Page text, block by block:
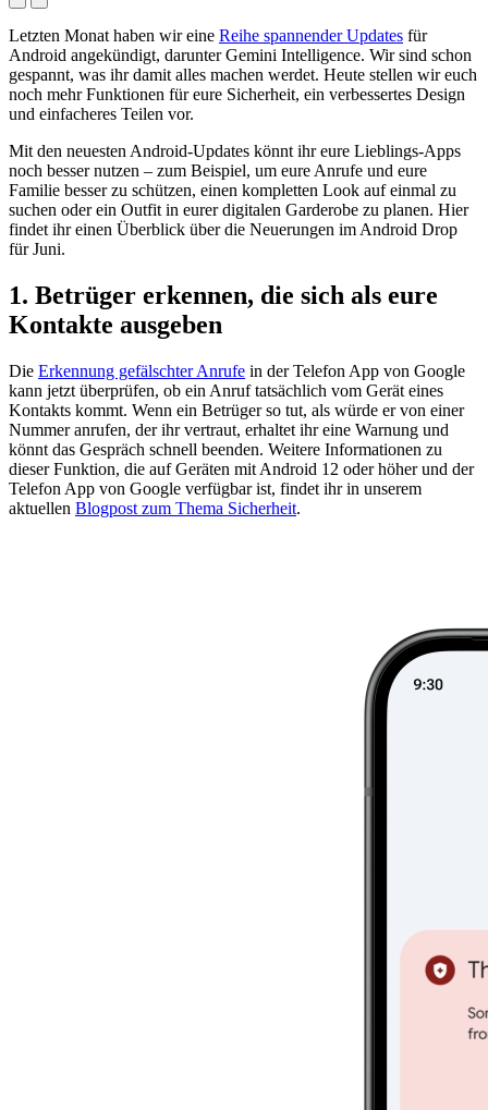
Letzten Monat haben wir eine Reihe spannender Updates für
Android angekündigt, darunter Gemini Intelligence. Wir sind schon
gespannt, was ihr damit alles machen werdet. Heute stellen wir euch
noch mehr Funktionen für eure Sicherheit, ein verbessertes Design
und einfacheres Teilen vor.
Mit den neuesten Android-Updates könnt ihr eure Lieblings-Apps
noch besser nutzen – zum Beispiel, um eure Anrufe und eure
Familie besser zu schützen, einen kompletten Look auf einmal zu
suchen oder ein Outfit in eurer digitalen Garderobe zu planen. Hier
findet ihr einen Überblick über die Neuerungen im Android Drop
für Juni.
1. Betrüger erkennen, die sich als eure
Kontakte ausgeben
Die Erkennung gefälschter Anrufe in der Telefon App von Google
kann jetzt überprüfen, ob ein Anruf tatsächlich vom Gerät eines
Kontakts kommt. Wenn ein Betrüger so tut, als würde er von einer
Nummer anrufen, der ihr vertraut, erhaltet ihr eine Warnung und
könnt das Gespräch schnell beenden. Weitere Informationen zu
dieser Funktion, die auf Geräten mit Android 12 oder höher und der
Telefon App von Google verfügbar ist, findet ihr in unserem
aktuellen Blogpost zum Thema Sicherheit.